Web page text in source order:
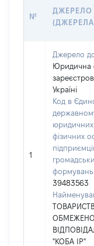
№
ДЖЕРЕЛО
1
Джерело
Юридична
Україні
Код в
юридичних
фізичних
формувань:
39483563
"КОБА ІР"